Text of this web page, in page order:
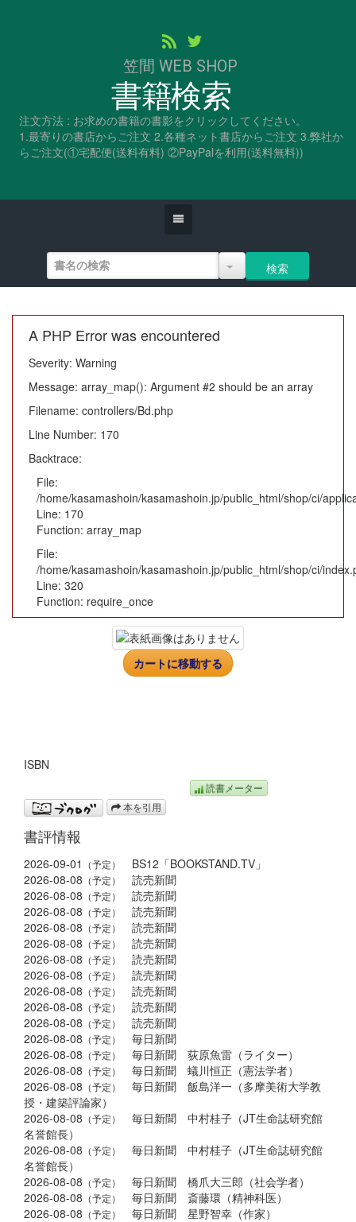
笠間 WEB SHOP
書籍検索
注文方法 : お求めの書籍の書影をクリックしてください。
1.最寄りの書店からご注文 2.各種ネット書店からご注文 3.弊社か
らご注文(①宅配便(送料有料) ②PayPalを利用(送料無料))
A PHP Error was encountered
Severity: Warning
Message: array_map(): Argument #2 should be an array
Filename: controllers/Bd.php
Line Number: 170
Backtrace:
File:
/home/kasamashoin/kasamashoin.jp/public_html/shop/ci/
Line: 170
Function: array_map
File:
/home/kasamashoin/kasamashoin.jp/public_html/shop/ci/
Line: 320
Function: require_once
カートに移動する
ISBN
読書メーター
本を引用
書評情報
2026-09-01 （予定）
BS12「BOOKSTAND.TV」
2026-08-08 （予定）
読売新聞
2026-08-08 （予定）
読売新聞
2026-08-08 （予定）
読売新聞
2026-08-08 （予定）
読売新聞
2026-08-08 （予定）
読売新聞
2026-08-08 （予定）
読売新聞
2026-08-08 （予定）
読売新聞
2026-08-08 （予定）
読売新聞
2026-08-08 （予定）
読売新聞
2026-08-08 （予定）
読売新聞
2026-08-08 （予定）
毎日新聞
2026-08-08 （予定）
毎日新聞 荻原魚雷（ライター）
2026-08-08 （予定）
毎日新聞 蟻川恒正（憲法学者）
2026-08-08 （予定）
毎日新聞 飯島洋一（多摩美術大学教
授・建築評論家）
2026-08-08 （予定）
毎日新聞 中村桂子（JT生命誌研究館
名誉館長）
2026-08-08 （予定）
毎日新聞 中村桂子（JT生命誌研究館
名誉館長）
2026-08-08 （予定）
毎日新聞 橋爪大三郎（社会学者）
2026-08-08 （予定）
毎日新聞 斎藤環（精神科医）
2026-08-08 （予定） 毎日新聞 星野智幸（作家）